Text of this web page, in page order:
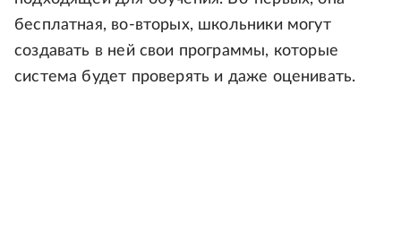
бесплатная, во-вторых, школьники могут
создавать в ней свои программы, которые
система будет проверять и даже оценивать.